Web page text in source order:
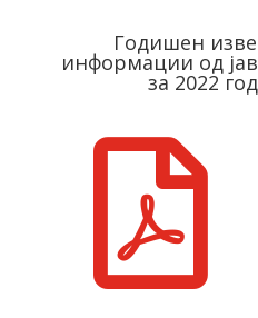
Годишен
информации од
за 2022
